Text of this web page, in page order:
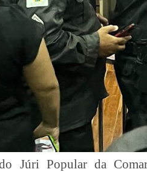
Júri Popular da